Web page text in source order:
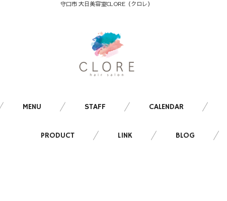
守口市 大日美容室CLORE（クロレ）
MENU STAFF CALENDAR
PRODUCT LINK BLOG